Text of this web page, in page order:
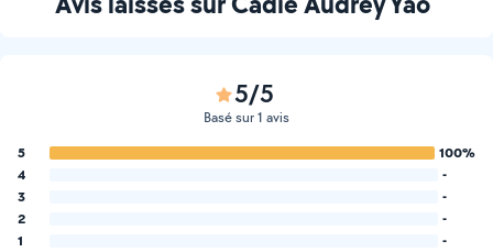
5/5
Basé sur 1 avis
5
100%
4
-
3
-
2
-
1
-